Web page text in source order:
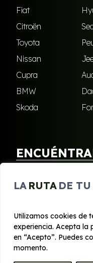
LA RUTA DE
Utilizamos cookies de
experiencia. Acepta la
en “Acepto”. Puedes
momento.
Fiat
Citroën
Toyota
Nissan
Cupra
BMW
Skoda
Sangonera Verde
© 2020 -
Aviso legal y